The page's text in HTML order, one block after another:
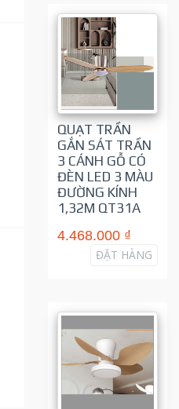
QUẠT TRẦN
GẮN SÁT TRẦN
3 CÁNH GỖ CÓ
ĐÈN LED 3 MÀU
ĐƯỜNG KÍNH
1,32M QT31A
4.468.000 ₫
ĐẶT HÀNG